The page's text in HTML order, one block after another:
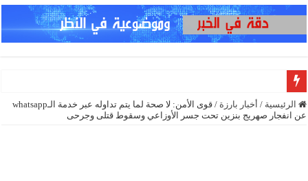
الرئيسية / أخبار بارزة /
قوى الأمن: لا صحة لما يتم تداوله عبر خدمة الـwhatsapp
عن انفجار صهريج بنزين تحت جسر الأوزاعي وسقوط قتلى وجرحى